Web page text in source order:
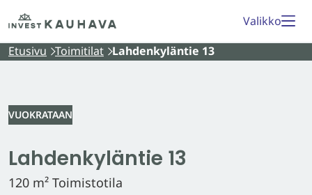
Siirry
Etusivu
Valikko
Etusivu Toimitilat Lahdenkyläntie 13
VUOKRATAAN
Lahdenkyläntie 13
120 m² Toimistotila